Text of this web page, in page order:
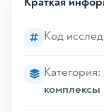
Код
Категория:
комплексы